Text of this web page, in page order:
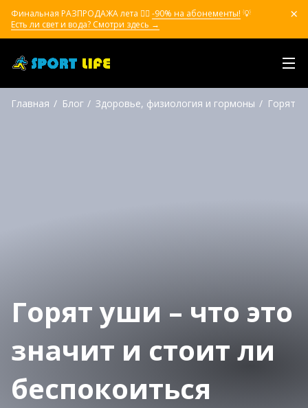
Финальная РАЗПРОДАЖА лета ❤️‍🔥 -90% на абонементы! 💡
Есть ли свет и вода? Смотри здесь →
Главная Блог Здоровье, физиология и гормоны Горят
Горят уши – что это
значит и стоит ли
беспокоиться